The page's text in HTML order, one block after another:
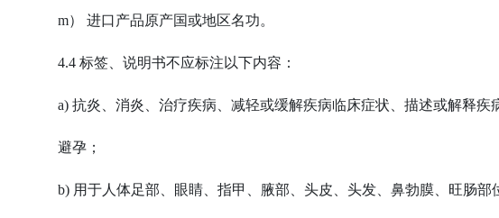
m） 进口产品原产国或地区名功。
4.4 标签、说明书不应标注以下内容：
a) 抗炎、消炎、治疗疾病、减轻或缓解疾病临床症状、描述或解释
避孕；
b) 用于人体足部、眼睛、指甲、腋部、头皮、头发、鼻勃膜、旺肠部